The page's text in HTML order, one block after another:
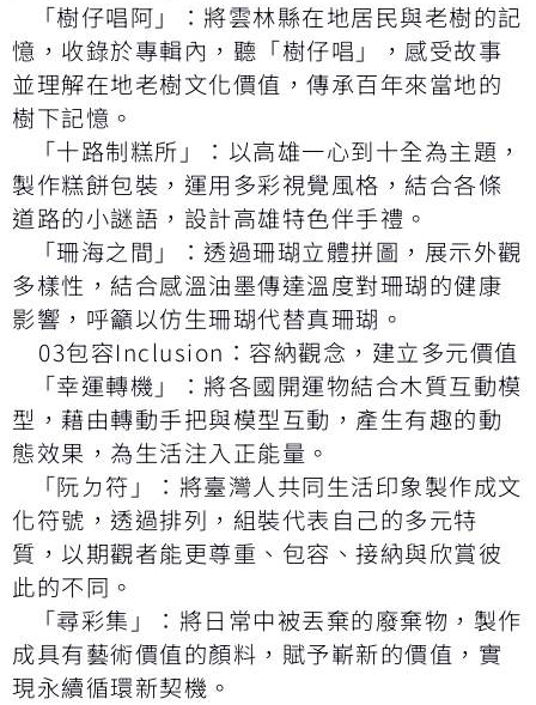
「樹仔唱阿」：將雲林縣在地居民與老樹的記
憶，收錄於專輯內，聽「樹仔唱」，感受故事
並理解在地老樹文化價值，傳承百年來當地的
樹下記憶。
「十路制糕所」：以高雄一心到十全為主題，
製作糕餅包裝，運用多彩視覺風格，結合各條
道路的小謎語，設計高雄特色伴手禮。
「珊海之間」：透過珊瑚立體拼圖，展示外觀
多樣性，結合感溫油墨傳達溫度對珊瑚的健康
影響，呼籲以仿生珊瑚代替真珊瑚。
03包容Inclusion：容納觀念，建立多元價值
「幸運轉機」：將各國開運物結合木質互動模
型，藉由轉動手把與模型互動，產生有趣的動
態效果，為生活注入正能量。
「阮ㄉ符」：將臺灣人共同生活印象製作成文
化符號，透過排列，組裝代表自己的多元特
質，以期觀者能更尊重、包容、接納與欣賞彼
此的不同。
「尋彩集」：將日常中被丟棄的廢棄物，製作
成具有藝術價值的顏料，賦予嶄新的價值，實
現永續循環新契機。